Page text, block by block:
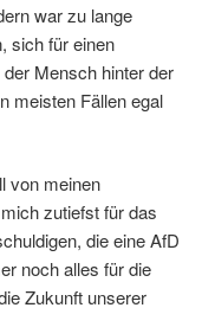
war zu lange
sich für einen
Mensch hinter der
meisten Fällen egal
von meinen
zutiefst für das
die eine AfD
noch alles für die
Zukunft unserer